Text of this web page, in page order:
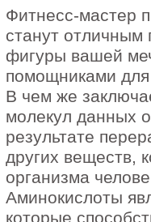
Фитнесс-мастер
станут отличным
фигуры вашей
помощниками
В чем же
молекул данных
результате
других веществ,
организма
Аминокислоты
которые